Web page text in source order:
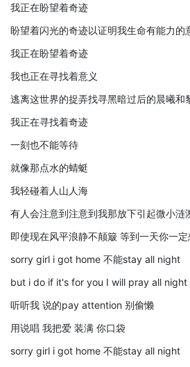
我正在盼望着奇迹
盼望着闪光的奇迹以证明我生命有能力的
我正在盼望着奇迹
我也正在寻找着意义
逃离这世界的捉弄找寻黑暗过后的晨曦和
我正在寻找着奇迹
一刻也不能等待
就像那点水的蜻蜓
我轻碰着人山人海
有人会注意到注意到我那放下引起微小涟
即使现在风平浪静不颠簸 等到一天你一
sorry girl i got home 不能stay all night
but i do if it's for you I will pray all night
听听我 说的pay attention 别偷懒
用说唱 我把爱 装满 你口袋
sorry girl i got home 不能stay all night